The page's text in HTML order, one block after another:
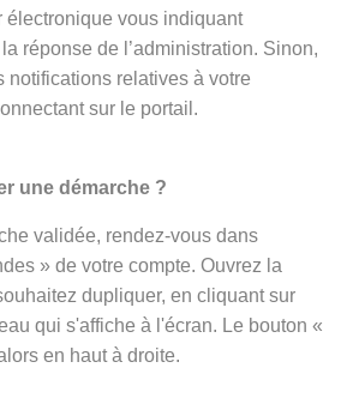
électronique vous indiquant
réponse de l’administration. Sinon,
notifications relatives à votre
sur le portail.
une démarche ?
validée, rendez-vous dans
» de votre compte. Ouvrez la
dupliquer, en cliquant sur
qui s'affiche à l'écran. Le bouton «
en haut à droite.